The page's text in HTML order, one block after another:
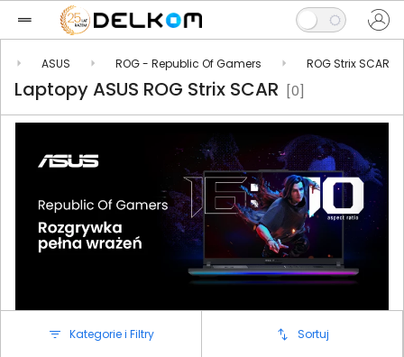
ASUS ROG - Republic Of Gamers ROG Strix SCAR
Laptopy ASUS ROG Strix SCAR [0]
Kategorie i Filtry Sortuj